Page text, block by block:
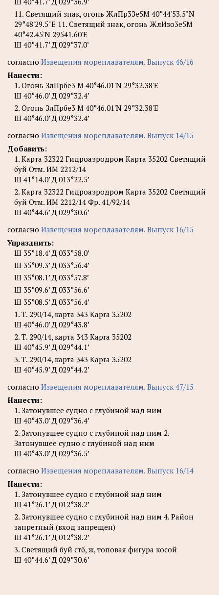
11. Светящий знак, огонь ЖлПр3Зе5М 40°44'53.5"N
29°48'29.5"E 11. Светящий знак, огонь ЖлИзо3е5М
40°42.45'N 29541.60'Е
Ш 40°41.7’ Д 029°37.0’
согласно Извещения мореплавателям. Выпуск 46/16
Нанести:
1. Огонь ЗлПрбе3 М 40°46.01'N 29°32.38'E
Ш 40°46.0’ Д 029°32.4’
2. Огонь ЗлПрбе3 М 40°46.01'N 29°32.38'E
Ш 40°46.0’ Д 029°32.4’
согласно Извещения мореплавателям. Выпуск 14/15
Добавить:
1. Карта 32322 Гидроаэродром Карта 35202 Светящий
буй Отм. ИМ 2212/14
Ш 41°14.0’ Д 013°22.5’
2. Карта 32322 Гидроаэродром Карта 35202 Светящий
буй Отм. ИМ 2212/14 Фр. 41/92/14
Ш 40°44.6’ Д 029°30.6’
согласно Извещения мореплавателям. Выпуск 16/15
Упразднить:
Ш 35°18.4’ Д 033°58.0’
Ш 35°09.3’ Д 033°56.4’
Ш 35°08.1’ Д 033°57.8’
Ш 35°09.6’ Д 033°56.6’
Ш 35°08.5’ Д 033°56.4’
1. Т. 290/14, карта 343 Kapra 35202
Ш 40°46.0’ Д 029°43.8’
2. Т. 290/14, карта 343 Kapra 35202
Ш 40°45.9’ Д 029°44.1’
3. Т. 290/14, карта 343 Kapra 35202
Ш 40°45.9’ Д 029°44.2’
согласно Извещения мореплавателям. Выпуск 47/15
Нанести:
1. Затонувшее судно с глубиной над ним
Ш 40°43.0’ Д 029°36.4’
2. Затонувшее судно с глубиной над ним 2.
Затонувшее судно с глубиной над ним
Ш 40°43.0’ Д 029°36.5’
согласно Извещения мореплавателям. Выпуск 16/14
Нанести:
1. Затонувшее судно с глубиной над ним
Ш 41°26.1’ Д 012°38.2’
2. Затонувшее судно с глубиной над ним 4. Район
запретный (вход запрещен)
Ш 41°26.1’ Д 012°38.2’
3. Светящий буй стб, ж, топовая фигура косой
Ш 40°44.6’ Д 029°30.6’